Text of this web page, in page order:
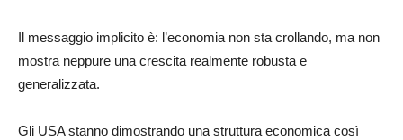
Il messaggio implicito è: l’economia non sta crollando, ma non
mostra neppure una crescita realmente robusta e
generalizzata.
Gli USA stanno dimostrando una struttura economica così